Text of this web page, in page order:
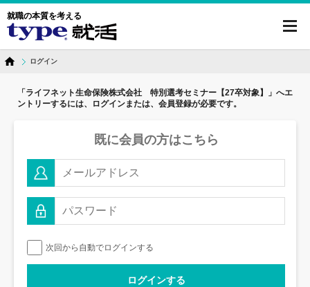
就職の本質を考える
ログイン
「ライフネット生命保険株式会社 特別選考セミナー【27卒対象】」へエ
ントリーするには、ログインまたは、会員登録が必要です。
既に会員の方はこちら
次回から自動でログインする